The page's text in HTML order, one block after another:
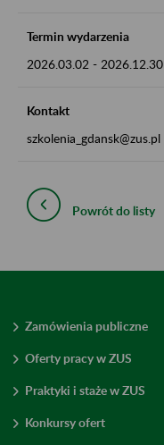
Termin wydarzenia
2026.03.02 - 2026.12.30
Kontakt
szkolenia_gdansk@zus.pl
Powrót do listy
Zamówienia publiczne
Oferty pracy w ZUS
Praktyki i staże w ZUS
Konkursy ofert